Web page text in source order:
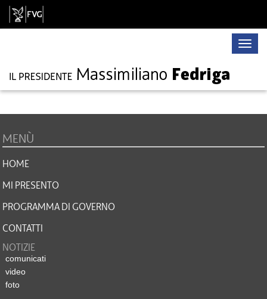
Toggle
MENÙ
HOME
MI PRESENTO
PROGRAMMA DI GOVERNO
CONTATTI
NOTIZIE
comunicati
video
foto